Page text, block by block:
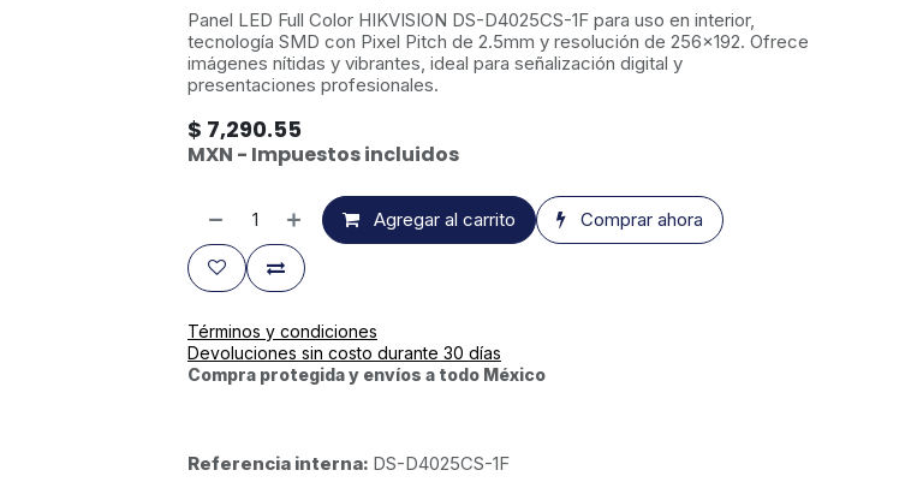
Panel LED Full Color HIKVISION DS-D4025CS-1F para uso en interior,
tecnología SMD con Pixel Pitch de 2.5mm y resolución de 256x192. Ofrece
imágenes nítidas y vibrantes, ideal para señalización digital y
presentaciones profesionales.
$ 7,290.55
MXN - Impuestos incluidos
Agregar al carrito Comprar ahora
Términos y condiciones
Devoluciones sin costo durante 30 días
Compra protegida y envíos a todo México
Referencia interna: DS-D4025CS-1F